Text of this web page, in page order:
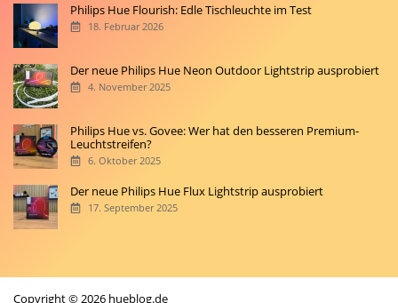
Philips Hue Flourish: Edle Tischleuchte im Test
18. Februar 2026
Der neue Philips Hue Neon Outdoor Lightstrip ausprobiert
4. November 2025
Philips Hue vs. Govee: Wer hat den besseren Premium-
Leuchtstreifen?
6. Oktober 2025
Der neue Philips Hue Flux Lightstrip ausprobiert
17. September 2025
Copyright © 2026 hueblog.de